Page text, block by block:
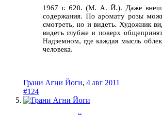
1967 г. 620. (М. А. Й.). Даже
содержания. По аромату розы
смотреть, но и видеть. Художник
видеть глубже и поверх
Надземном, где каждая мысль
человека.
Грани Агни Йоги, 4 авг 2011
#124